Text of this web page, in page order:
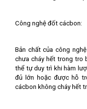
Công nghệ đốt cácbon:
Bản chất của công
chưa cháy hết trong tro
thể tự duy trì khi hàm
đủ lớn hoặc được hỗ
cácbon không cháy hết